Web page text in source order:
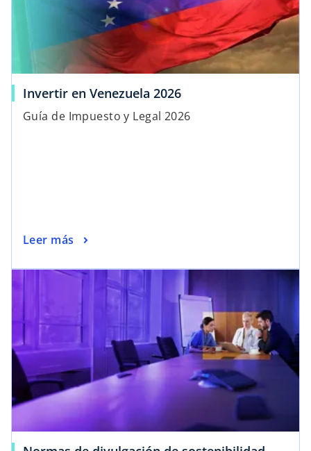
Invertir en Venezuela 2026
Guía de Impuesto y Legal 2026
Leer más